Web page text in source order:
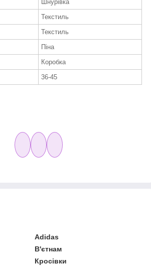
Шнурівка
Текстиль
Текстиль
Піна
Коробка
36-45
Adidas
В'єтнам
Кросівки